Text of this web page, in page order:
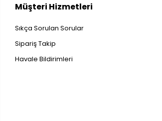
Müşteri Hizmetleri
Sıkça Sorulan Sorular
Sipariş Takip
Havale Bildirimleri